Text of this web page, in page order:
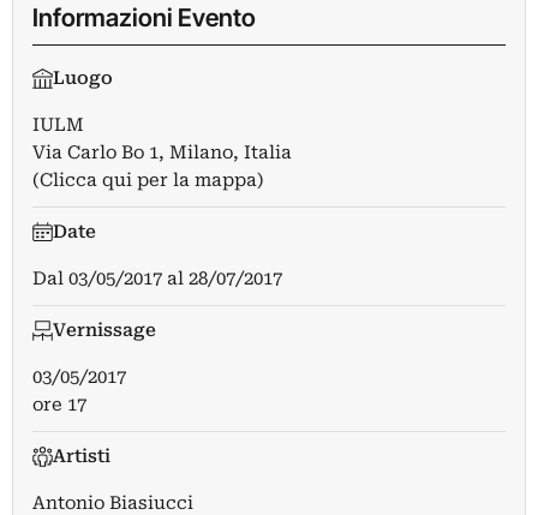
Informazioni Evento
Luogo
IULM
Via Carlo Bo 1, Milano, Italia
(Clicca qui per la mappa)
Date
Dal 03/05/2017 al 28/07/2017
Vernissage
03/05/2017
ore 17
Artisti
Antonio Biasiucci